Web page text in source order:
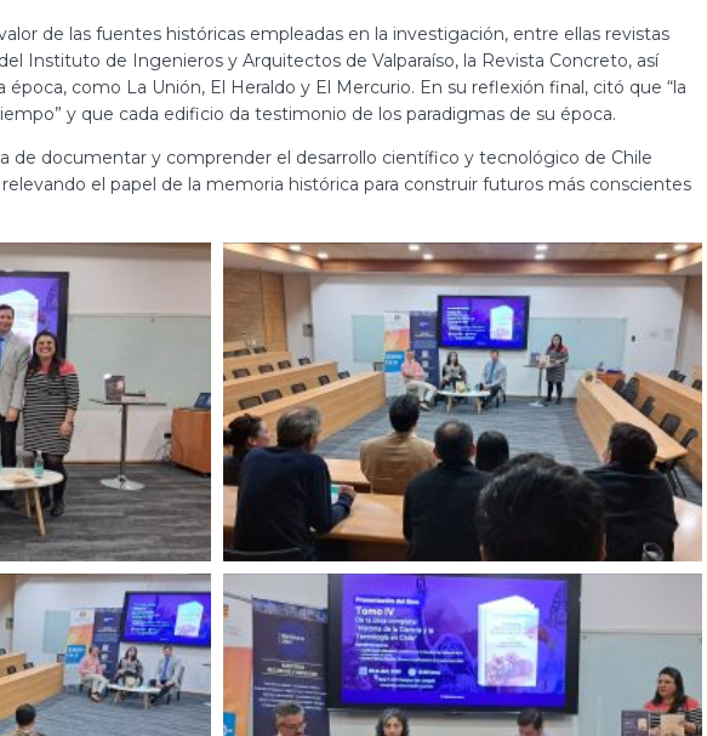
de las fuentes históricas empleadas en la investigación, entre ellas revistas
Instituto de Ingenieros y Arquitectos de Valparaíso, la Revista Concreto, así
como La Unión, El Heraldo y El Mercurio. En su reflexión final, citó que “la
y que cada edificio da testimonio de los paradigmas de su época.
de documentar y comprender el desarrollo científico y tecnológico de Chile
el papel de la memoria histórica para construir futuros más conscientes